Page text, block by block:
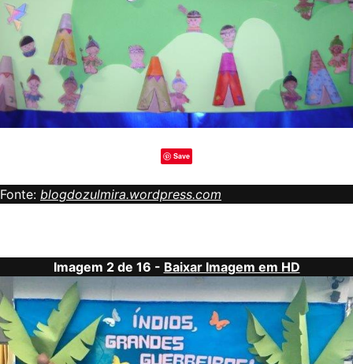
Save
Fonte: blogdozulmira.wordpress.com
Imagem 2 de 16 - Baixar Imagem em HD